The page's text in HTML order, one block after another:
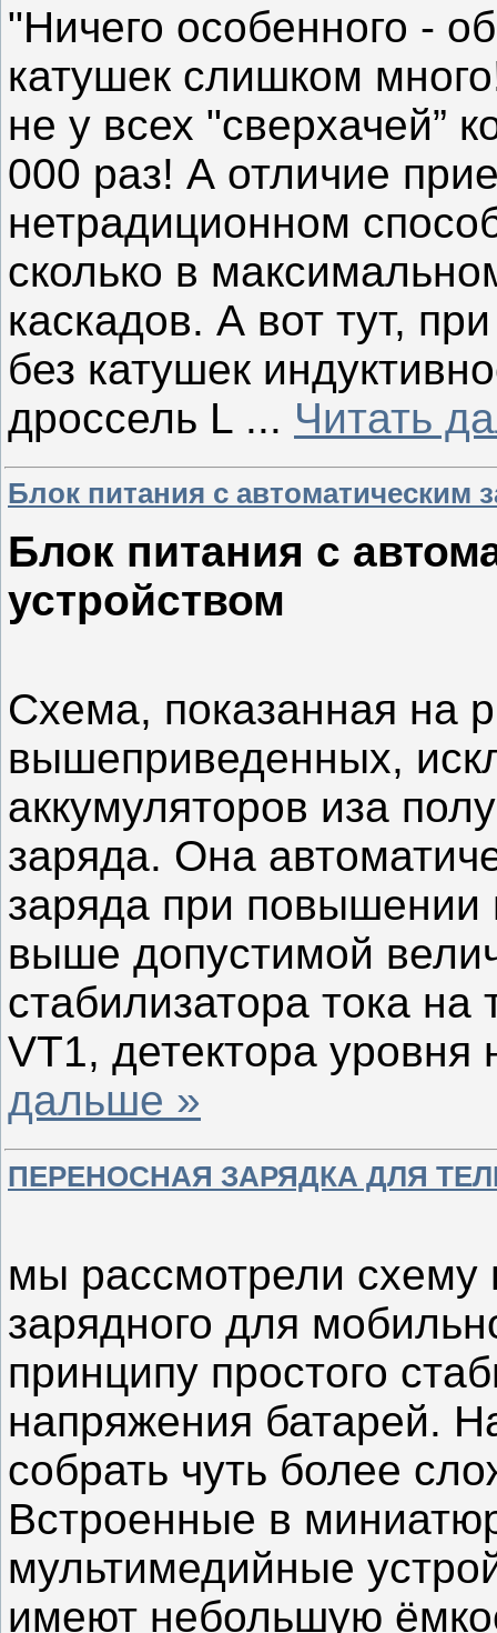
"Ничего особенного -
катушек слишком
не у всех "сверхачей”
000 раз! А отличие
нетрадиционном
сколько в
каскадов. А вот тут,
без катушек
дроссель L ... Читать
Блок питания с автоматическим
Блок питания с
устройством
Схема, показанная на
вышеприведенных,
аккумуляторов иза
заряда. Она
заряда при повышении
выше допустимой
стабилизатора тока на
VT1, детектора
дальше »
ПЕРЕНОСНАЯ ЗАРЯДКА ДЛЯ
мы рассмотрели схему
зарядного для
принципу простого
напряжения батарей.
собрать чуть более
Встроенные в
мультимедийные
имеют небольшую